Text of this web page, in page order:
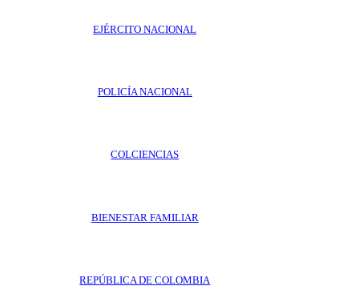
EJÉRCITO NACIONAL
POLICÍA NACIONAL
COLCIENCIAS
BIENESTAR FAMILIAR
REPÚBLICA DE COLOMBIA